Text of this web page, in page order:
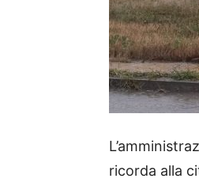
ricorda alla